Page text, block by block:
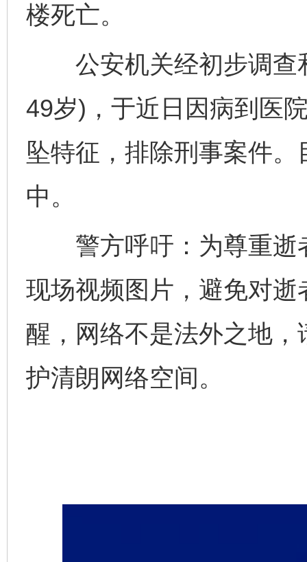
楼死亡。
公安机关经初步调查
49岁)，于近日因病到医
坠特征，排除刑事案件
中。
警方呼吁：为尊重逝
现场视频图片，避免对
醒，网络不是法外之地
护清朗网络空间。